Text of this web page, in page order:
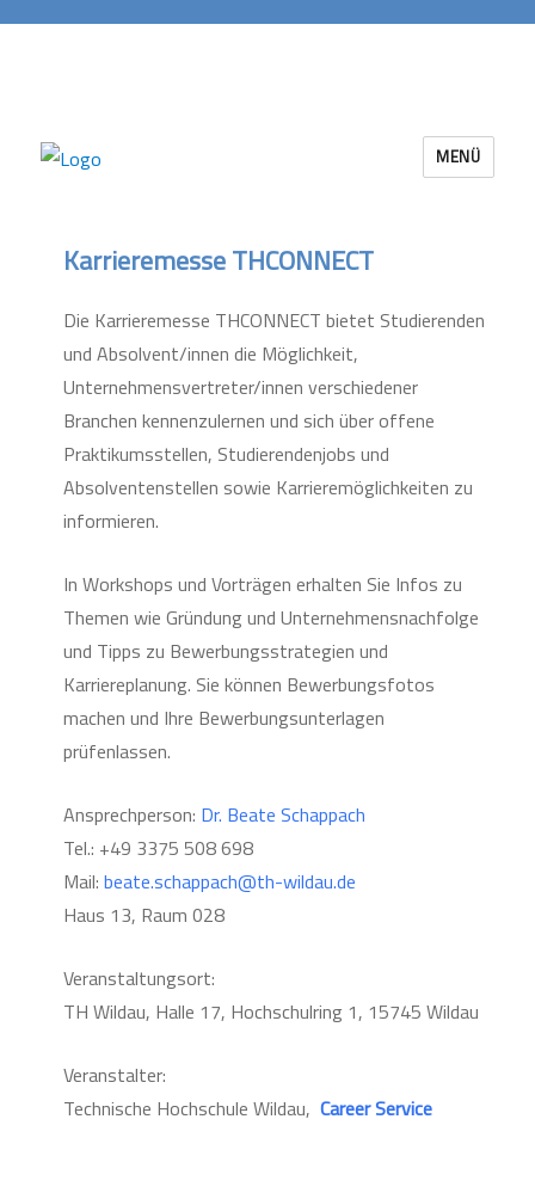
Career Services Berlin-Brandenburg
MENÜ
Karrieremesse THCONNECT
Die Karrieremesse THCONNECT bietet Studierenden
und Absolvent/innen die Möglichkeit,
Unternehmensvertreter/innen verschiedener
Branchen kennenzulernen und sich über offene
Praktikumsstellen, Studierendenjobs und
Absolventenstellen sowie Karrieremöglichkeiten zu
informieren.
In Workshops und Vorträgen erhalten Sie Infos zu
Themen wie Gründung und Unternehmensnachfolge
und Tipps zu Bewerbungsstrategien und
Karriereplanung. Sie können Bewerbungsfotos
machen und Ihre Bewerbungsunterlagen
prüfenlassen.
Ansprechperson: Dr. Beate Schappach
Tel.: +49 3375 508 698
Mail: beate.schappach@th-wildau.de
Haus 13, Raum 028
Veranstaltungsort:
TH Wildau, Halle 17, Hochschulring 1, 15745 Wildau
Veranstalter:
Technische Hochschule Wildau, Career Service